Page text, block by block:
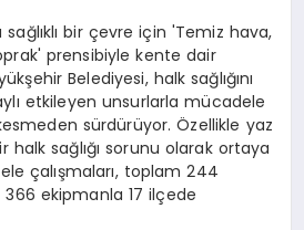
sağlıklı bir çevre için 'Temiz hava,
prensibiyle kente dair
Belediyesi, halk sağlığını
etkileyen unsurlarla mücadele
sürdürüyor. Özellikle yaz
sağlığı sorunu olarak ortaya
çalışmaları, toplam 244
ekipmanla 17 ilçede